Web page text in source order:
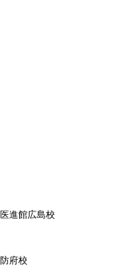
医進館広島校
防府校